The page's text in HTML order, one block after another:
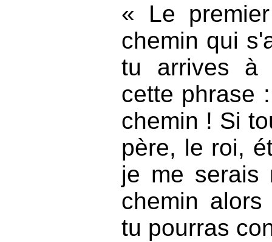
« Le
chemin qui
tu arrives à
cette phrase
chemin ! Si
père, le roi,
je me serais
chemin
tu pourras